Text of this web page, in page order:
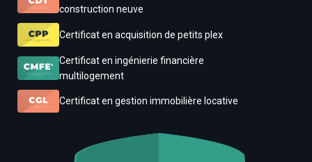
construction neuve
Certificat en acquisition de petits plex
Certificat en ingénierie financière
multilogement
Certificat en gestion immobilière locative